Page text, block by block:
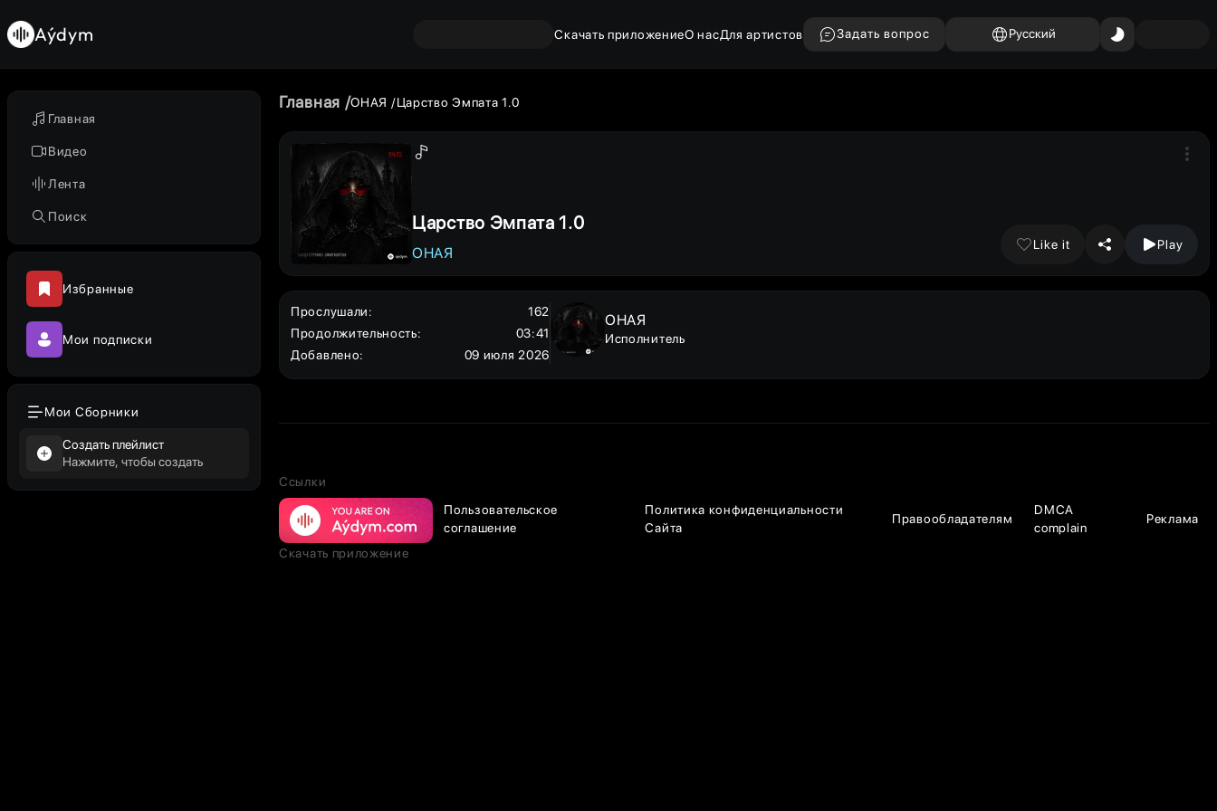
Главная
Видео
Лента
Поиск
Избранные
Мои подписки
Мои Сборники
Создать плейлист
Нажмите, чтобы создать
Aýdym Скачать приложениеО насДля артистов Задать вопрос Русский
Главная ОНАЯ Царство Эмпата 1.0
Царство Эмпата 1.0
ОНАЯ
Like it Play
Прослушали:
162
Продолжительность:
03:41
Добавлено: 09 июля 2026
ОНАЯ
Исполнитель
Ссылки
Пользовательское
соглашение
Политика конфиденциальности
Сайта
Правообладателям
DMCA
complain
Реклама
Скачать приложение